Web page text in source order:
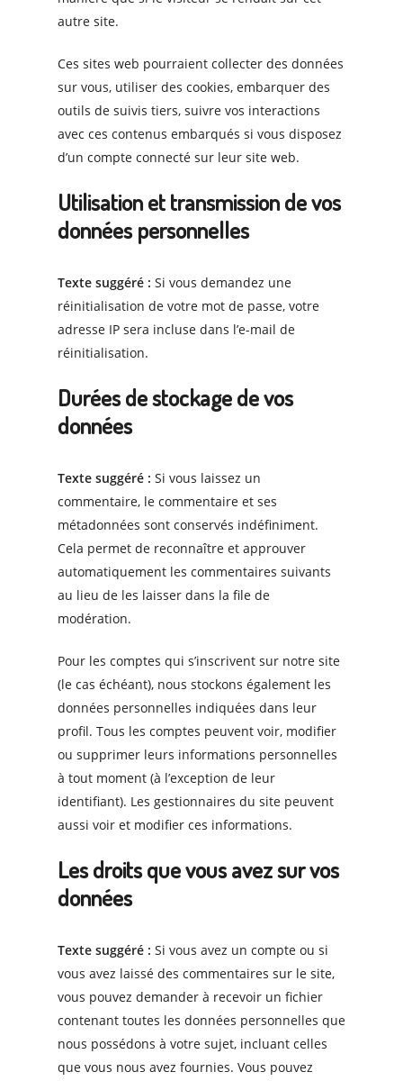
autre site.
Ces sites web pourraient collecter des données
sur vous, utiliser des cookies, embarquer des
outils de suivis tiers, suivre vos interactions
avec ces contenus embarqués si vous disposez
d’un compte connecté sur leur site web.
Utilisation et transmission de vos
données personnelles
Texte suggéré : Si vous demandez une
réinitialisation de votre mot de passe, votre
adresse IP sera incluse dans l’e-mail de
réinitialisation.
Durées de stockage de vos
données
Texte suggéré : Si vous laissez un
commentaire, le commentaire et ses
métadonnées sont conservés indéfiniment.
Cela permet de reconnaître et approuver
automatiquement les commentaires suivants
au lieu de les laisser dans la file de
modération.
Pour les comptes qui s’inscrivent sur notre site
(le cas échéant), nous stockons également les
données personnelles indiquées dans leur
profil. Tous les comptes peuvent voir, modifier
ou supprimer leurs informations personnelles
à tout moment (à l’exception de leur
identifiant). Les gestionnaires du site peuvent
aussi voir et modifier ces informations.
Les droits que vous avez sur vos
données
Texte suggéré : Si vous avez un compte ou si
vous avez laissé des commentaires sur le site,
vous pouvez demander à recevoir un fichier
contenant toutes les données personnelles que
nous possédons à votre sujet, incluant celles
que vous nous avez fournies. Vous pouvez